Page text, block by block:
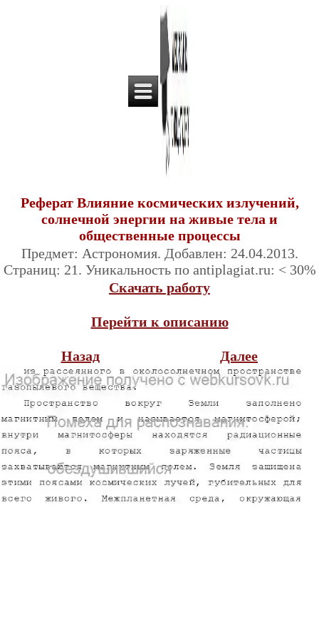
Реферат Влияние космических излучений,
солнечной энергии на живые тела и
общественные процессы
Предмет: Астрономия. Добавлен: 24.04.2013.
Страниц: 21. Уникальность по antiplagiat.ru: < 30%
Скачать работу
Перейти к описанию
Назад Далее